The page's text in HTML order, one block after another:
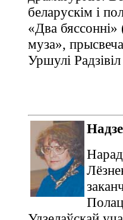
беларускім і
«Два
муза»,
Уршулі